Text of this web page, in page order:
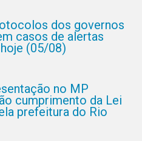
dos governos
casos de alertas
(05/08)
no MP
cumprimento da Lei
prefeitura do Rio